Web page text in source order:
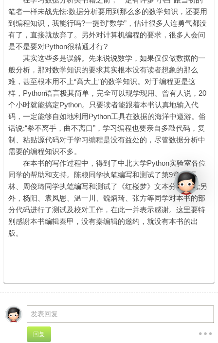
笔者一样未战先怯:数据分析要用到那么多的数学知识，还要用
到编程知识，我能行吗?一提到“数学”，估计很多人连勇气都没
有了，直接就放弃了。另外对计算机编程的要求，很多人会问
是不是要对Python很精通才行?
其实这些多是误解。先来说说数学，如果仅仅做数据的一
般分析，那对数学知识的要求其实根本没有读者想象的那么
难，甚至根本用不上“高大上”的数学知识。对于编程更是这
样，Python语言极其简单，完全可以现学现用。曾有人说，20
个小时就能搞定Python。只要读者能跟着本书认真地输入代
码，一定能够自如地利用Python工具在数据的海洋中遨游。俗
话说:“拳不离手，曲不离口”，学习编程也要亲自多敲代码，复
制、粘贴源代码对于学习编程是没有益处的，尽管数据分析中
需要的编程知识不多。
在本书的写作过程中，得到了中北大学Python实验室各位
同学的帮助和支持。陈粮同学执笔编写和测试了第9章;孙玉
林、周俊琦同学执笔编写和测试了《红楼梦》文本分析代码;另
外，杨阳、袁凤恩、温一川、魏炳琦、张方等同学对本书的部
分代码进行了测试及校对工作，在此一并表示感谢。这里要特
别感谢本书编辑秦甲，没有秦编辑的邀约，就没有本书的出
版。